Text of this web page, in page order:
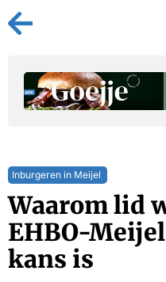
Inburgeren in Meijel
Waarom lid
EHBO-
kans is